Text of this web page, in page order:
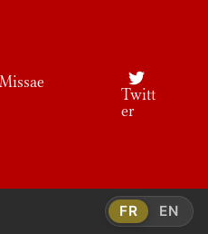
Twitt
er
FR EN